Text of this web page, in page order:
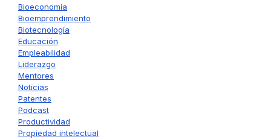
Bioeconomía
Bioemprendimiento
Biotecnología
Educación
Empleabilidad
Liderazgo
Mentores
Noticias
Patentes
Podcast
Productividad
Propiedad intelectual